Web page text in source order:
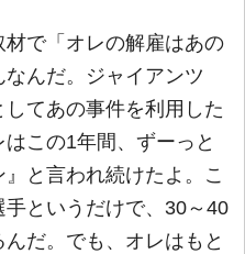
で「オレの解雇はあの
んだ。ジャイアンツ
てあの事件を利用した
この1年間、ずーっと
』と言われ続けたよ。こ
というだけで、30～40
だ。でも、オレはもと